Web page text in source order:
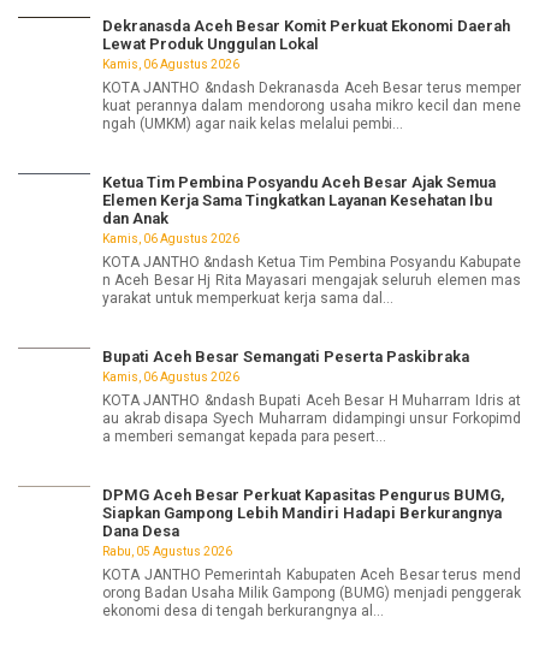
Dekranasda Aceh Besar Komit Perkuat Ekonomi Daerah
Lewat Produk Unggulan Lokal
Kamis, 06 Agustus 2026
KOTA JANTHO &ndash Dekranasda Aceh Besar terus memper
kuat perannya dalam mendorong usaha mikro kecil dan mene
ngah (UMKM) agar naik kelas melalui pembi...
Ketua Tim Pembina Posyandu Aceh Besar Ajak Semua
Elemen Kerja Sama Tingkatkan Layanan Kesehatan Ibu
dan Anak
Kamis, 06 Agustus 2026
KOTA JANTHO &ndash Ketua Tim Pembina Posyandu Kabupate
n Aceh Besar Hj Rita Mayasari mengajak seluruh elemen mas
yarakat untuk memperkuat kerja sama dal...
Bupati Aceh Besar Semangati Peserta Paskibraka
Kamis, 06 Agustus 2026
KOTA JANTHO &ndash Bupati Aceh Besar H Muharram Idris at
au akrab disapa Syech Muharram didampingi unsur Forkopimd
a memberi semangat kepada para pesert...
DPMG Aceh Besar Perkuat Kapasitas Pengurus BUMG,
Siapkan Gampong Lebih Mandiri Hadapi Berkurangnya
Dana Desa
Rabu, 05 Agustus 2026
KOTA JANTHO Pemerintah Kabupaten Aceh Besar terus mend
orong Badan Usaha Milik Gampong (BUMG) menjadi penggerak
ekonomi desa di tengah berkurangnya al...